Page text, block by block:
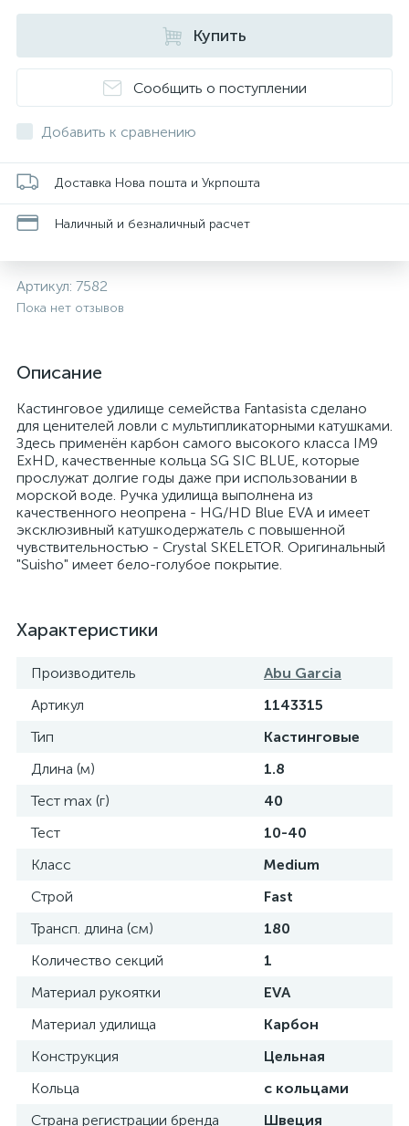
Купить
Сообщить о поступлении
Добавить к сравнению
Доставка Нова пошта и Укрпошта
Наличный и безналичный расчет
Артикул: 7582
Пока нет отзывов
Описание
Кастинговое удилище семейства Fantasista сделано
для ценителей ловли с мультипликаторными катушками.
Здесь применён карбон самого высокого класса IM9
ExHD, качественные кольца SG SIC BLUE, которые
прослужат долгие годы даже при использовании в
морской воде. Ручка удилища выполнена из
качественного неопрена - HG/HD Blue EVA и имеет
эксклюзивный катушкодержатель с повышенной
чувствительностью - Crystal SKELETOR. Оригинальный
"Suisho" имеет бело-голубое покрытие.
Характеристики
Производитель
Abu Garcia
Артикул
1143315
Тип
Кастинговые
Длина (м)
1.8
Тест max (г)
40
Тест
10-40
Класс
Medium
Строй
Fast
Трансп. длина (см)
180
Количество секций
1
Материал рукоятки
EVA
Материал удилища
Карбон
Конструкция
Цельная
Кольца
с кольцами
Страна регистрации бренда
Швеция